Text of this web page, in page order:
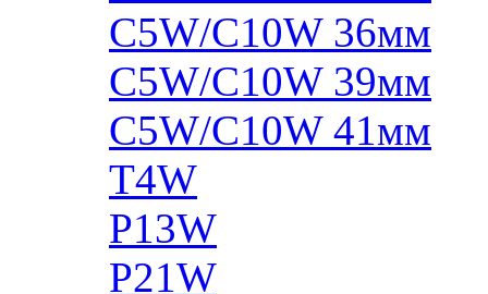
C5W/C10W 36мм
C5W/C10W 39мм
C5W/C10W 41мм
T4W
P13W
P21W